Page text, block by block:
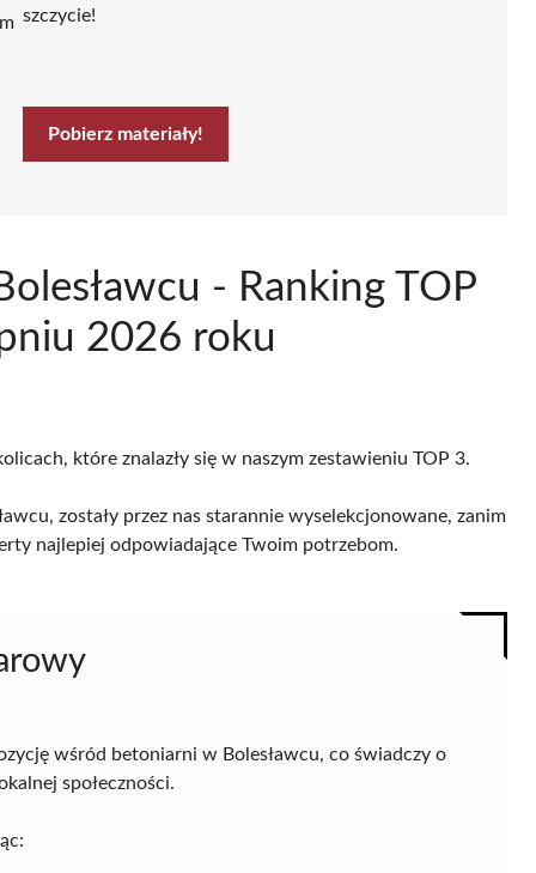
szczycie!
Pobierz materiały!
- Ranking TOP
2026 roku
które znalazły się w naszym zestawieniu TOP 3.
zostały przez nas starannie wyselekcjonowane, zanim
najlepiej odpowiadające Twoim potrzebom.
wśród betoniarni w Bolesławcu, co świadczy o
społeczności.